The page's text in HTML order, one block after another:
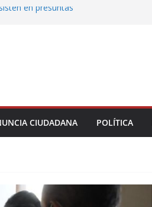
en presuntas
la cultura de la prevención
CIUDADANA POLÍTICA